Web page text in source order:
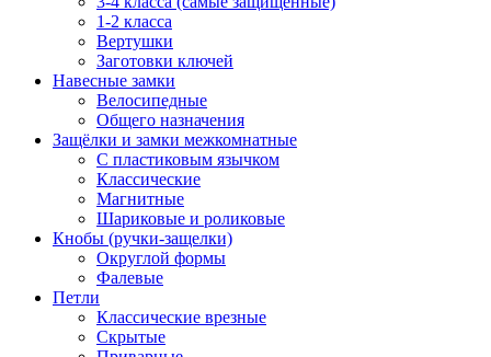
1-2 класса
Вертушки
Заготовки ключей
Навесные замки
Велосипедные
Общего назначения
Защёлки и замки межкомнатные
С пластиковым язычком
Классические
Магнитные
Шариковые и роликовые
Кнобы (ручки-защелки)
Округлой формы
Фалевые
Петли
Классические врезные
Скрытые